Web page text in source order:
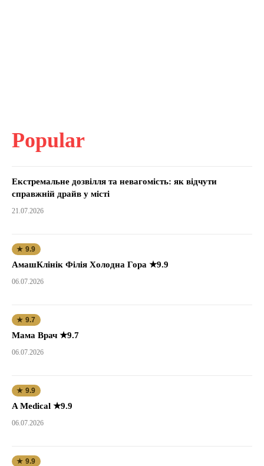
Popular
Екстремальне дозвілля та невагомість: як відчути
справжній драйв у місті
21.07.2026
★ 9.9
АмашКлінік Філія Холодна Гора ★9.9
06.07.2026
★ 9.7
Мама Врач ★9.7
06.07.2026
★ 9.9
A Medical ★9.9
06.07.2026
★ 9.9